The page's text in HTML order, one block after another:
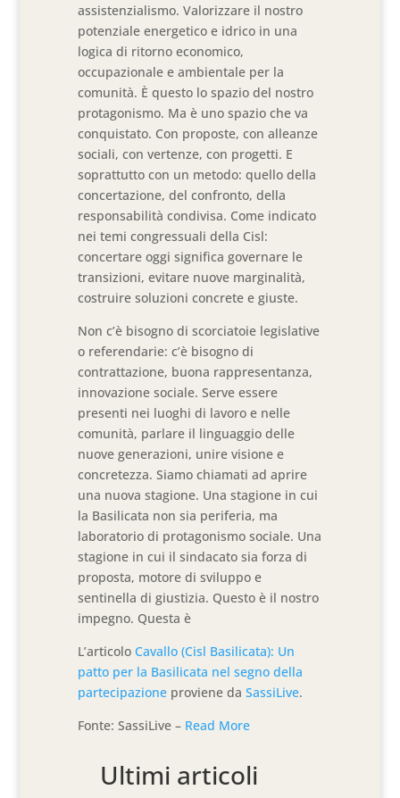
assistenzialismo. Valorizzare il nostro
potenziale energetico e idrico in una
logica di ritorno economico,
occupazionale e ambientale per la
comunità. È questo lo spazio del nostro
protagonismo. Ma è uno spazio che va
conquistato. Con proposte, con alleanze
sociali, con vertenze, con progetti. E
soprattutto con un metodo: quello della
concertazione, del confronto, della
responsabilità condivisa. Come indicato
nei temi congressuali della Cisl:
concertare oggi significa governare le
transizioni, evitare nuove marginalità,
costruire soluzioni concrete e giuste.
Non c’è bisogno di scorciatoie legislative
o referendarie: c’è bisogno di
contrattazione, buona rappresentanza,
innovazione sociale. Serve essere
presenti nei luoghi di lavoro e nelle
comunità, parlare il linguaggio delle
nuove generazioni, unire visione e
concretezza. Siamo chiamati ad aprire
una nuova stagione. Una stagione in cui
la Basilicata non sia periferia, ma
laboratorio di protagonismo sociale. Una
stagione in cui il sindacato sia forza di
proposta, motore di sviluppo e
sentinella di giustizia. Questo è il nostro
impegno. Questa è
L’articoloCavallo (Cisl Basilicata): Un
patto per la Basilicata nel segno della
partecipazione proviene daSassiLive.
Fonte: SassiLive – Read More
Ultimi articoli